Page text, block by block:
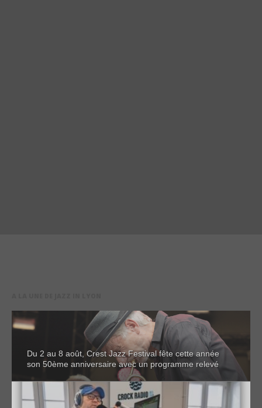
Du 2 au 8 août, Crest Jazz Festival fête cette année
son 50ème anniversaire avec un programme relevé